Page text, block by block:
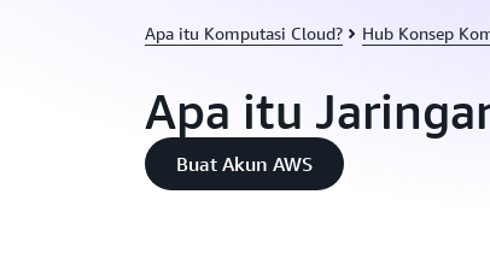
Apa itu Komputasi Cloud? Hub Konsep
Apa itu
Buat Akun AWS